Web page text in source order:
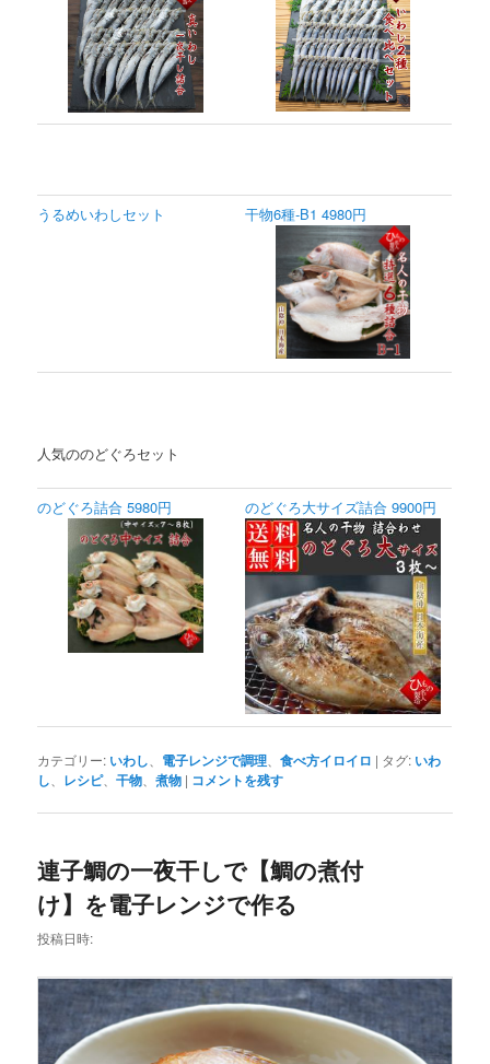
うるめいわしセット 干物6種-B1 4980円
人気ののどぐろセット
のどぐろ詰合 5980円 のどぐろ大サイズ詰合 9900円
カテゴリー: いわし 電子レンジで調理 、食べ方イロイロ | タグ: いわ
し
レシピ、干物 、煮物 | コメントを残す
連子鯛の一夜干しで【鯛の煮付
け】を電子レンジで作る
投稿日時: